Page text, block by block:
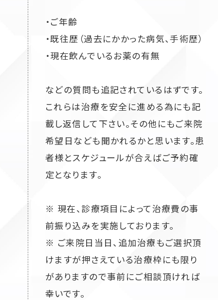
・ご年齢
・既往歴（過去にかかった病気、手術歴）
・現在飲んでいるお薬の有無
などの質問も追記されているはずです。
これらは治療を安全に進める為にも記
載し返信して下さい。その他にもご来院
希望日なども聞かれるかと思います。患
者様とスケジュールが合えばご予約確
定となります。
※ 現在、診療項目によって治療費の事
前振り込みを実施しております。
※ ご来院日当日、追加治療もご選択頂
けますが押さえている治療枠にも限り
がありますので事前にご相談頂ければ
幸いです。